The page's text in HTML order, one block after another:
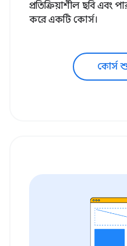
প্রতিক্রিয়াশীল ছবি এবং
করে একটি কোর্স।
কোর্স